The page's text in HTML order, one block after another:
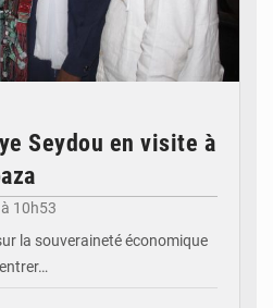
Seydou en visite à
10h53
la souveraineté économique